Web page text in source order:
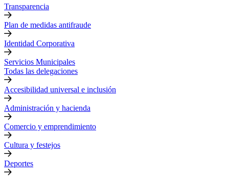
Transparencia
Plan de medidas antifraude
Identidad Corporativa
Servicios Municipales
Todas las delegaciones
Accesibilidad universal e inclusión
Administración y hacienda
Comercio y emprendimiento
Cultura y festejos
Deportes